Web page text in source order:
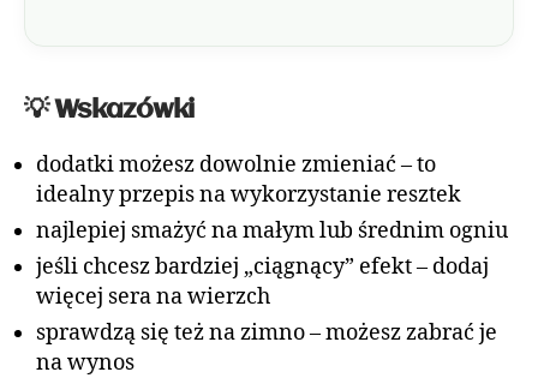
💡 Wskazówki
dodatki możesz dowolnie zmieniać – to
idealny przepis na wykorzystanie resztek
najlepiej smażyć na małym lub średnim ogniu
jeśli chcesz bardziej „ciągnący” efekt – dodaj
więcej sera na wierzch
sprawdzą się też na zimno – możesz zabrać je
na wynos